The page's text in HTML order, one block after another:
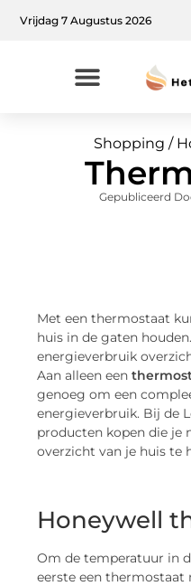
Vrijdag 7 Augustus 2026
Shopping /
Gepubliceerd
Met een thermostaat
huis in de gaten
energieverbruik
Aan alleen een
genoeg om een
energieverbruik. Bij de
producten kopen die je
overzicht van je huis te
Honeywell
Om de temperatuur in
eerste een thermostaat